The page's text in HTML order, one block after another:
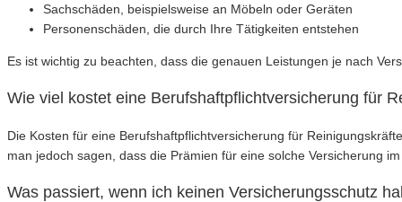
Sachschäden, beispielsweise an Möbeln oder Geräten
Personenschäden, die durch Ihre Tätigkeiten entstehen
Es ist wichtig zu beachten, dass die genauen Leistungen je nach
Wie viel kostet eine Berufshaftpflichtversicherung für
Die Kosten für eine Berufshaftpflichtversicherung für
man jedoch sagen, dass die Prämien für eine solche Versicherung
Was passiert, wenn ich keinen Versicherungsschutz